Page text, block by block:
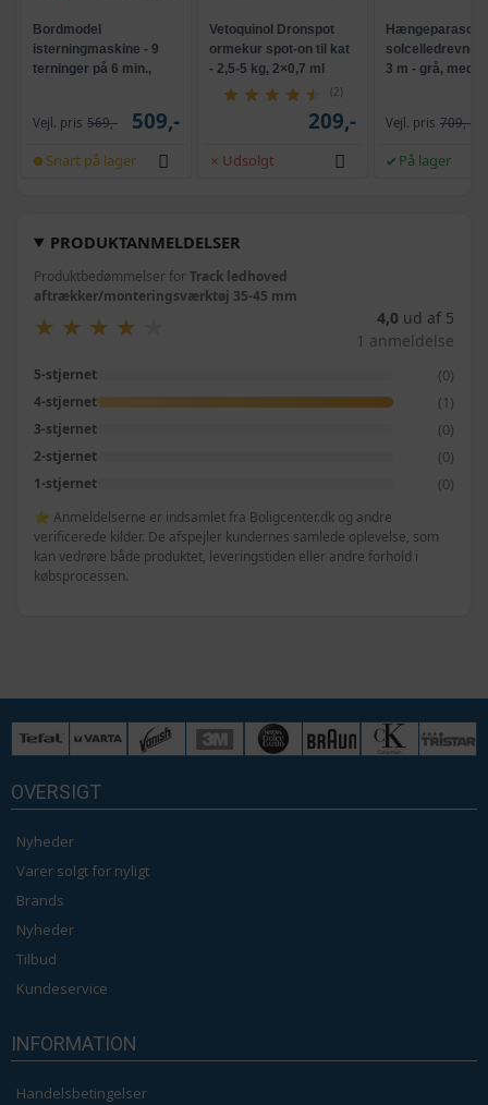
PRODUKTANMELDELSER
Produktbedømmelser forTrack ledhoved
aftrækker/monteringsværktøj 35-45 mm
★
★ ★
★ ★
★ ★
★ 4,0 ud af 5
1 anmeldelse
5-stjernet (0)
4-stjernet (1)
3-stjernet (0)
2-stjernet (0)
1-stjernet (0)
⭐ Anmeldelserne er indsamlet fra Boligcenter.dk og andre
verificerede kilder. De afspejler kundernes samlede oplevelse, som
kan vedrøre både produktet, leveringstiden eller andre forhold i
købsprocessen.
Bordmodel
isterningmaskine - 9
terninger på 6 min.,
Vejl. pris 569,- 509,-
Snart på lager
Vetoquinol Dronspot
ormekur spot-on til kat
- 2,5-5 kg, 2×0,7 ml
(2)
209,-
Udsolgt
Hængeparasols
solcelledrevne
3 m - grå, med
Vejl. pris 709,-
På lager
OVERSIGT
Nyheder
Varer solgt for nyligt
Brands
Nyheder
Tilbud
Kundeservice
INFORMATION
Handelsbetingelser